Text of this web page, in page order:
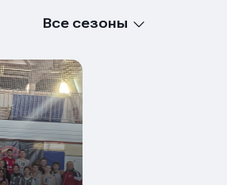
Все сезоны